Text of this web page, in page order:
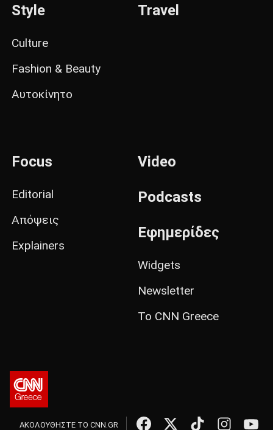
Style
Culture
Fashion & Beauty
Αυτοκίνητο
Travel
Focus
Editorial
Απόψεις
Explainers
Video
Podcasts
Εφημερίδες
Widgets
Newsletter
Το CNN Greece
ΑΚΟΛΟΥΘΗΣΤΕ ΤΟ CNN.GR